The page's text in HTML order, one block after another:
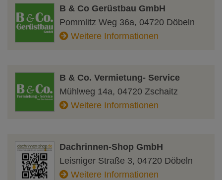
B & Co Gerüstbau GmbH
Pommlitz Weg 36a, 04720 Döbeln
Weitere Informationen
B & Co. Vermietung- Service
Mühlweg 14a, 04720 Zschaitz
Weitere Informationen
Dachrinnen-Shop GmbH
Leisniger Straße 3, 04720 Döbeln
Weitere Informationen